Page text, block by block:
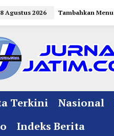
Agustus 2026 Tambahkan Menu
Terkini Nasional
Indeks Berita